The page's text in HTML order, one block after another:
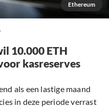
Ethereum
10.000 ETH
kasreserves
als een lastige maand
in deze periode verrast